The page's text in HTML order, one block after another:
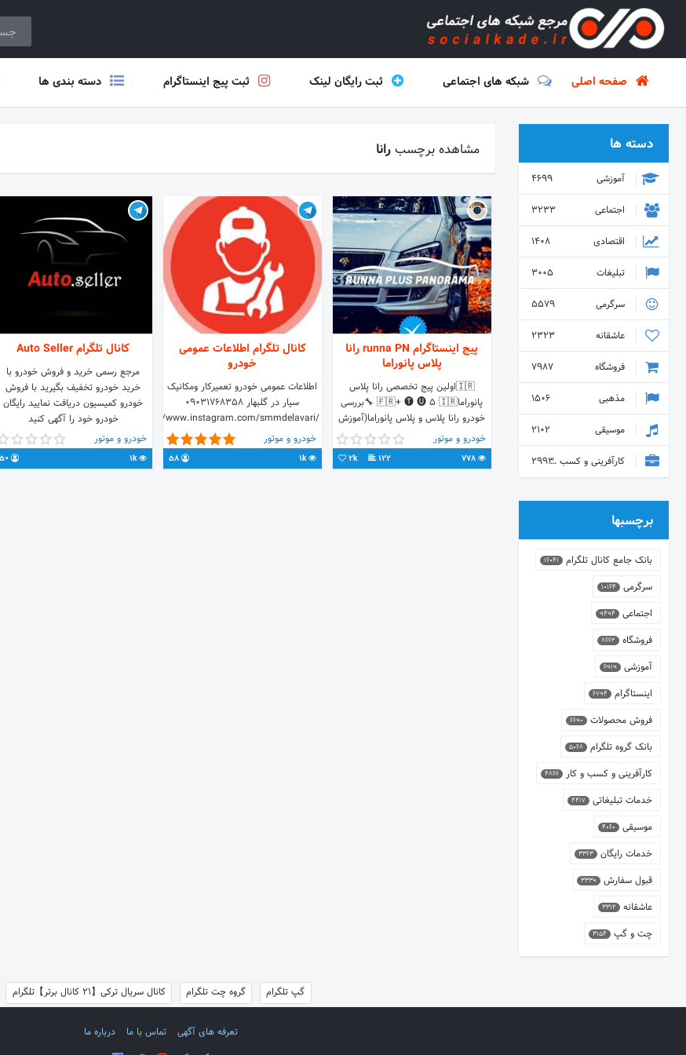
صفحه اصلی شبکه های اجتماعی ثبت رایگان لینک ثبت پیج اینستاگرام دسته بندی ها
مشاهده برچسب رانا
پیج اینستاگرام runna PN رانا
پلاس پانوراما
⁦🇮🇷⁩اولین پیج تخصصی رانا پلاس
پانوراما⁦🇮🇷⁩ 🅣 🅤 5 +⁦🇫🇷⁩ 🔧بررسی
خودرو رانا پلاس و پلاس پانوراما(آموزش
تخصصی) بروز ترین اخبار در رابطه با
قیمت.قرعه کشی
خودرو و موتور
778
122
2k
کانال تلگرام اطلاعات عمومی
خودرو
اطلاعات عمومی خودرو تعمیرکار ومکانیک
سیار در گلبهار 09031768358
https://www.instagram.com/smmdelavari/
@smmd79 خراسان رضوی
خودرو و موتور
1k
58
کانال تلگرام Auto Seller
مرجع رسمی خرید و فروش خودرو با
خرید خودرو تخفیف بگیرید با فروش
خودرو کمیسیون دریافت نمایید رایگان
خودرو خود را آگهی کنید
خودرو و موتور
1k
50
دسته ها
آموزشی
4699
اجتماعی
3233
اقتصادی
1408
تبلیغات
3005
سرگرمی
5579
عاشقانه
2323
فروشگاه
7987
مذهبی
1506
موسیقی
2102
کارآفرینی و کسب و کار 2993
برچسبها
بانک جامع کانال تلگرام 16041
سرگرمی 10164
اجتماعی 9494
فروشگاه 8662
آموزشی 6919
اینستاگرام 6794
فروش محصولات 6690
بانک گروه تلگرام 5068
کارآفرینی و کسب و کار 4866
خدمات تبلیغاتی 4417
موسیقی 4060
خدمات رایگان 3363
قبول سفارش 3339
عاشقانه 3312
چت و گپ 3154
گپ تلگرام گروه چت تلگرام کانال سریال ترکی【21 کانال برتر】تلگرام
تعرفه های آگهی تماس با ما درباره ما